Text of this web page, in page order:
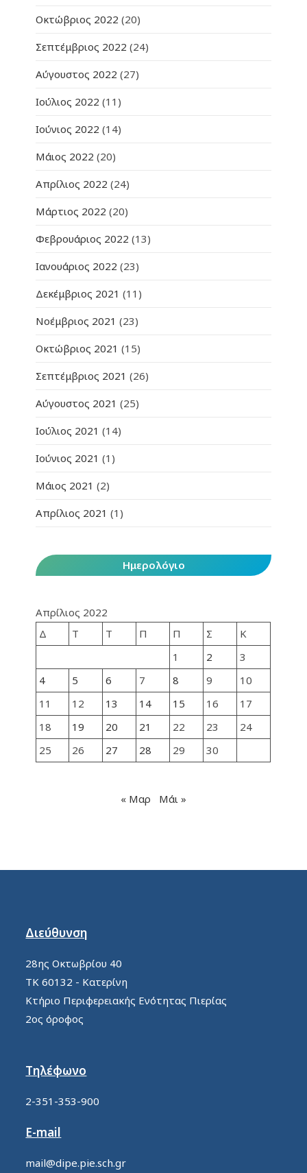
Οκτώβριος 2022 (20)
Σεπτέμβριος 2022 (24)
Αύγουστος 2022 (27)
Ιούλιος 2022 (11)
Ιούνιος 2022 (14)
Μάιος 2022 (20)
Απρίλιος 2022 (24)
Μάρτιος 2022 (20)
Φεβρουάριος 2022 (13)
Ιανουάριος 2022 (23)
Δεκέμβριος 2021 (11)
Νοέμβριος 2021 (23)
Οκτώβριος 2021 (15)
Σεπτέμβριος 2021 (26)
Αύγουστος 2021 (25)
Ιούλιος 2021 (14)
Ιούνιος 2021 (1)
Μάιος 2021 (2)
Απρίλιος 2021 (1)
Ημερολόγιο
Απρίλιος 2022
Δ
Τ Τ Π Π Σ
Κ
1
2
3
4
5 6 7 8 9
10
11
12 13 14 15 16
17
18
19 20 21 22 23
24
25
26 27 28 29 30
« Μαρ Μάι »
Διεύθυνση
28ης Οκτωβρίου 40
ΤΚ 60132 - Κατερίνη
Κτήριο Περιφερειακής Ενότητας Πιερίας
2ος όροφος
Τηλέφωνο
2-351-353-900
E-mail
mail@dipe.pie.sch.gr